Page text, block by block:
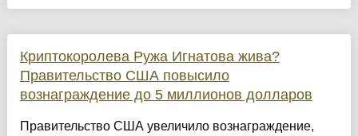
Криптокоролева Ружа Игнатова жива?
Правительство США повысило
вознаграждение до 5 миллионов долларов
Правительство США увеличило вознаграждение,